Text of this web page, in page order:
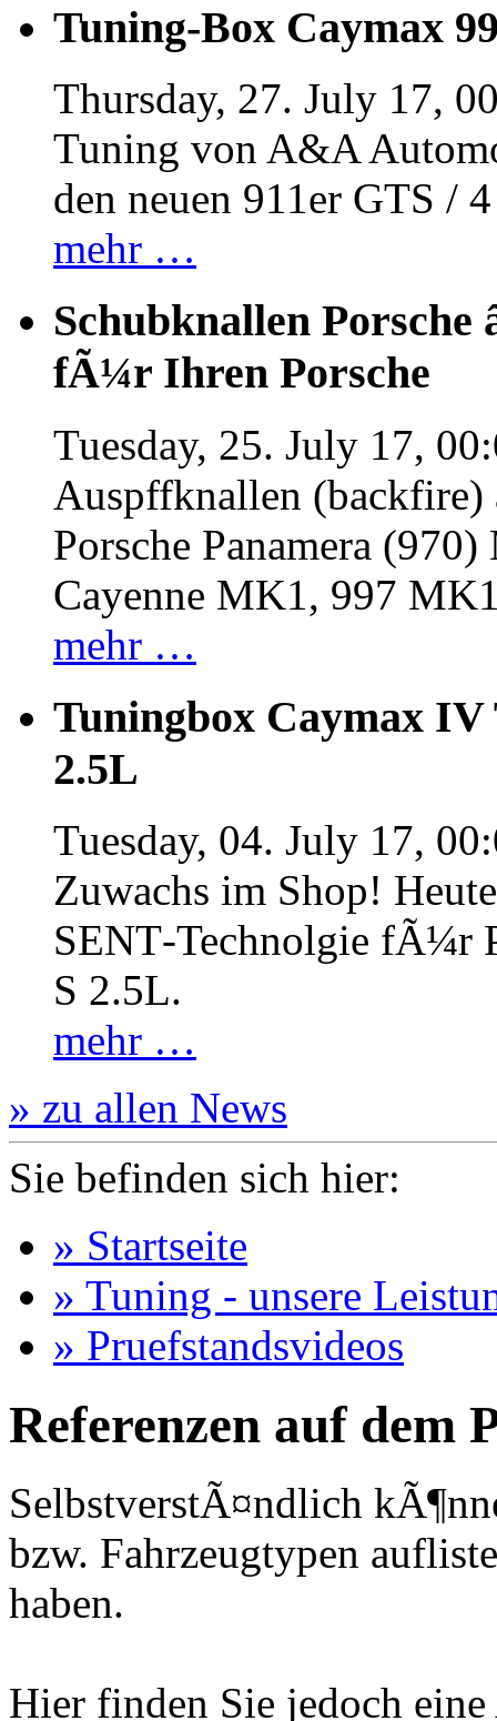
Tuning-Box Caymax
Thursday, 27. July 17,
Tuning von A&A
den neuen 911er GTS /
mehr …
Schubknallen Porsche
fÃ¼r Ihren Porsche
Tuesday, 25. July 17,
Auspffknallen
Porsche Panamera
Cayenne MK1, 997
mehr …
Tuningbox Caymax IV
2.5L
Tuesday, 04. July 17,
Zuwachs im Shop!
SENT‐Technolgie fÃ¼r
S 2.5L.
mehr …
» zu allen News
Sie befinden sich hier:
» Startseite
» Tuning - unsere
» Pruefstandsvideos
Referenzen auf dem
SelbstverstÃ¤ndlich
bzw. Fahrzeugtypen
haben.
Hier finden Sie jedoch